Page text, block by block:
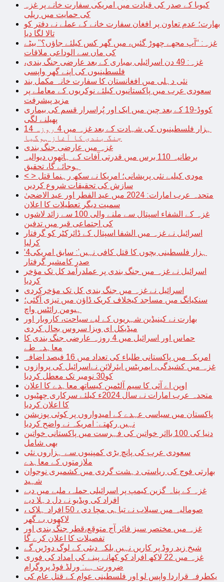
کیوبا کے صدر کی قیادت میں امریکی سفارت خانے پر غزہ
کی حمایت میں ریلی
بھارت؛ عدم تعاون پر افغان سفارت خانے کے عملے نے دفتر کو
تالا لگا دیا
غزہ: “آپ مجھے چھوڑ گئیں، میں گھر کس کیلئے جاؤں؟” بیٹے
کی ماں سے الوداعی ملاقات
غزہ: 49 دن اسرائیلی بمباری کے بعد عارضی جنگ بندی،
فلسطینیوں کی اپنے گھر واپسی
نئی دہلی میں افغانستان کا سفارت خانہ مکمل بند
سعودی عرب میں پاکستانیوں کیلئے نوکریوں کے معاملے پر
مزید پیشرفت
کووڈ-19 کے بعد چین میں ایک اور پُراسرار قسم کی بیماری
پھیلنے لگی
14 ہزار فلسطینیوں کی شہادت کے بعد غزہ میں 4 روزہ
جنگ بندی کا آغاز ہوگیا
غزہ میں عارضی جنگ بندی
برطانیہ 110 برس میں قدرتی آفات کے ہاتھوں دیوالیہ
ہوجائے گا، تحقیق
< > مودی کیلیے نئی پریشانی؛ امریکا نے سکھ رہنما قتل
سازش کی تحقیقات شروع کردیں
متحدہ عرب امارات: 2024 میں عید الفطر اور عید الاضحیٰ
سمیت دیگر تعطیلات کا اعلان
غزہ کے الشفاء اسپتال سے ملنے والی 100 سے زائد لاشوں
کی اجتماعی قبر میں تدفین
اسرائیل نے غزہ میں الشفا اسپتال کے ڈائرکٹر کو گرفتار
کرلیا
‘4ہزار فلسطینی بچوں کا قتل کافی نہیں’: سابق امریکی
صدر کامشیر گرفتار
اسرائیل نے غزہ میں جنگ بندی پر عملدرآمد کل تک مؤخر
کردیا
اسرائیل نے غزہ میں جنگ بندی کل تک مؤخرکردی
سنکیانگ میں مساجد کیخلاف کریک ڈاؤن میں تیزی آگئی؛
ہیومن رائٹس واچ
بھارت نے کینیڈین شہریوں کے لیے سیاحت، کاروبار اور
میڈیکل ای ویزا سروس بحال کردی
حماس اور اسرائیل میں 4 روزہ عارضی جنگ بندی کا
معاہدہ طے
امریکہ میں پاکستانی طلباء کی تعداد میں 16 فیصد اضافہ
غزہ میں کشیدگی، ایمریٹس ایئرلائن نےاسرائیل کی پروازوں
کو30 نومبر تک معطل کردیا
اوپن اے آئی کا سیم آلٹمین کیساتھ معاہدے کا اعلان
متحدہ عرب امارات نے سال 2024ء کیلئے سرکاری چھٹیوں
کا اعلان کردیا
پاکستان میں سیاسی عہدے کے امیدواروں پر کوئی پوزیشن
نہیں رکھتے: امریکہ نے واضح کردیا
دنیا کی 100 بااثر خواتین کی فہرست میں پاکستانی خواتین
بھی شامل
سعودی عرب کی پانچ بڑی کمپنیوں سے ہزاروں نئی
ملازمتوں کے معاہدے
بھارتی فوج کی ریاستی دہشت گردی میں کشمیری نوجوان
شہید
غزہ کے پناہ گزین کیمپ پر اسرائیلی حملہ، ملبے میں دبے
افراد کی ویڈیو نے دل دہلا دیے
صومالیہ میں سیلاب نے تباہی مچا دی ، 50 افراد ہلاک ،
لاکھوں بے گھر
غزہ میں مختصر سیز فائر آج متوقع،قطر جنگ بندی اور
تفصیلات کا اعلان کرے گا
شیخ زید روڈ پر کاریں نہیں بلکہ دبئی کے لوگ دوڑیں گے
غزہ میں 22 لاکھ افراد کو کھانے پینے کی امداد کی فوری
ضرورت ہے: ورلڈ فوڈ پروگرام
یکطرفہ قراردا واپس لو اور فلسطینی عوام کے قتل عام کی